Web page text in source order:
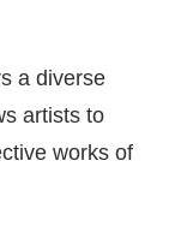
a diverse
artists to
works of